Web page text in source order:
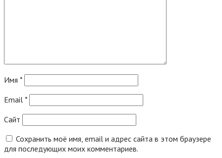
Имя *
Email *
Сайт
Сохранить моё имя, email и адрес сайта в этом браузере
для последующих моих комментариев.